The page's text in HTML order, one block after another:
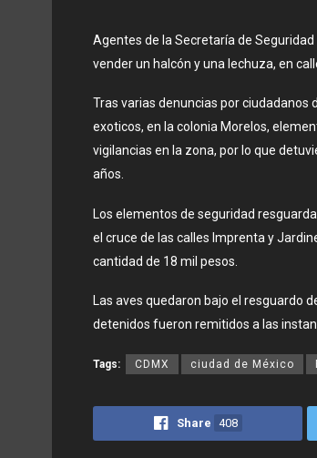
Agentes de la Secretaría de
vender un halcón y una lechuza, en
Tras varias denuncias por ciudadanos
exoticos, en la colonia Morelos,
vigilancias en la zona, por lo que
años.
Los elementos de seguridad
el cruce de las calles Imprenta y
cantidad de 18 mil pesos.
Las aves quedaron bajo el resguardo
detenidos fueron remitidos a las
Tags: CDMX ciudad de México
Share 408